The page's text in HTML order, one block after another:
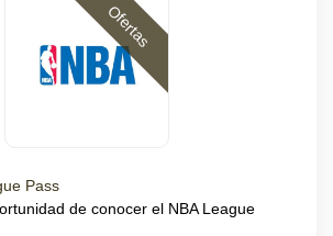
Ofertas
Pass
de conocer el NBA League